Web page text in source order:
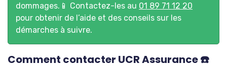
dommages.📱 Contactez-les au 01 89 71 12 20
pour obtenir de l’aide et des conseils sur les
démarches à suivre.
Comment contacter UCR Assurance ☎️